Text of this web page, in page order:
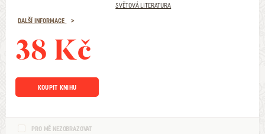
SVĚTOVÁ LITERATURA
DALŠÍ INFORMACE
38 Kč
KOUPIT KNIHU
PRO MĚ NEZOBRAZOVAT